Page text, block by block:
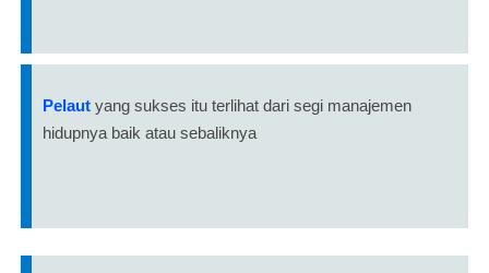
Pelaut yang sukses itu terlihat dari segi manajemen
hidupnya baik atau sebaliknya